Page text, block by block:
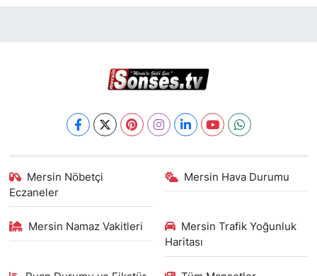
Mersin Nöbetçi
Eczaneler
Mersin Hava Durumu
Mersin Namaz Vakitleri
Mersin Trafik Yoğunluk
Haritası